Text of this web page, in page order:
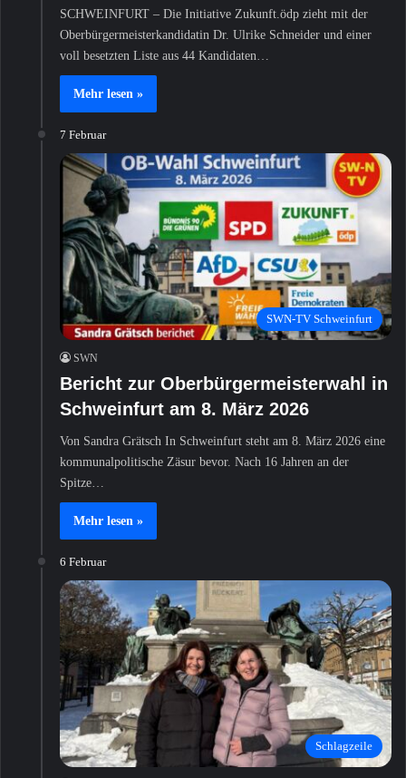
SCHWEINFURT – Die Initiative Zukunft.ödp zieht mit der
Oberbürgermeisterkandidatin Dr. Ulrike Schneider und einer
voll besetzten Liste aus 44 Kandidaten…
Mehr lesen »
7 Februar
SWN-TV Schweinfurt
SWN
Bericht zur Oberbürgermeisterwahl in
Schweinfurt am 8. März 2026
Von Sandra Grätsch In Schweinfurt steht am 8. März 2026 eine
kommunalpolitische Zäsur bevor. Nach 16 Jahren an der
Spitze…
Mehr lesen »
6 Februar
Schlagzeile